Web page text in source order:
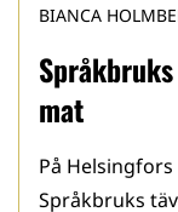
mat
BIANCA
På
Språkbruks